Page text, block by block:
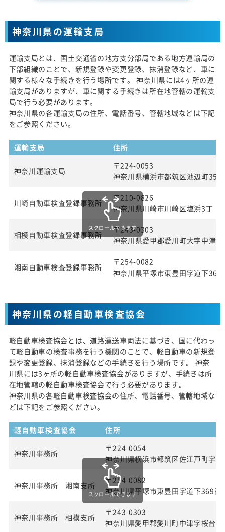
神奈川県の運輸支局
運輸支局とは、国土交通省の地方支分部局である地方運輸局の
下部組織のことで、新規登録や変更登録、抹消登録など、車に
関する様々な手続きを行う場所です。 神奈川県には4ヶ所の運
輸支局がありますが、車に関する手続きは所在地管轄の運輸支
局で行う必要があります。
神奈川県の各運輸支局の住所、電話番号、管轄地域などは下記
をご参照ください。
運輸支局 住所
神奈川運輸支局
〒224-0053
神奈川県横浜市都筑区池辺町
川崎自動車検査登録事務所
〒210-0826
神奈川県川崎市川崎区塩浜3丁
相模自動車検査登録事務所
〒243-0303
神奈川県愛甲郡愛川町大字中津
湘南自動車検査登録事務所
〒254-0082
神奈川県平塚市東豊田字道下369
スクロールできます
神奈川県の軽自動車検査協会
軽自動車検査協会とは、道路運送車両法に基づき、国に代わっ
て軽自動車の検査事務を行う機関のことで、軽自動車の新規登
録や変更登録、抹消登録などの手続きを行う場所です。 神奈
川県には3ヶ所の軽自動車検査協会がありますが、手続きは所
在地管轄の軽自動車検査協会で行う必要があります。
神奈川県の各軽自動車検査協会の住所、電話番号、管轄地域な
どは下記をご参照ください。
軽自動車検査協会 住所
神奈川事務所
〒224-0054
神奈川県横浜市都筑区佐江戸町字
神奈川事務所 湘南支所
〒254-0082
神奈川県平塚市東豊田字道下369番
神奈川事務所 相模支所
〒243-0303
神奈川県愛甲郡愛川町中津字桜台
スクロールできます